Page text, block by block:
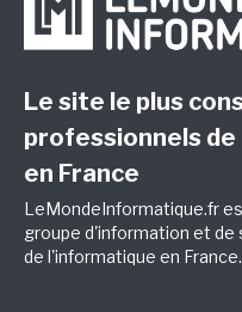
Le site le plus
professionnels de
en France
LeMondeInformatique.fr
groupe d'information et de
de l'informatique en France.